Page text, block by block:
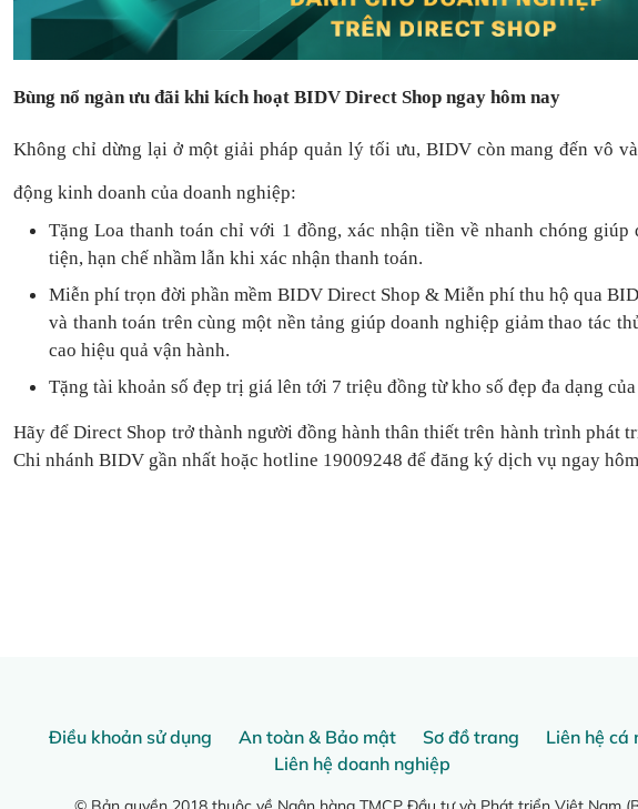
Bùng nổ ngàn ưu đãi khi kích hoạt BIDV Direct Shop ngay hôm nay
Không chỉ dừng lại ở một giải pháp quản lý tối ưu, BIDV còn mang đến vô
động kinh doanh của doanh nghiệp:
Tặng Loa thanh toánchỉ với 1 đồng,xác nhận tiền về nhanh chóng giúp
tiện, hạn chế nhầm lẫn khi xác nhận thanh toán.
Miễn phí trọn đờiphần mềm BIDV Direct Shop & Miễn phí thu hộ qua
và thanh toán trên cùng một nền tảng giúp doanh nghiệp giảm thao tác
cao hiệu quả vận hành.
Tặng tài khoản số đẹp trị giá lên tới 7 triệu đồng từ kho số đẹp đa dạng
Hãy để Direct Shop trở thành người đồng hành thân thiết trên hành trình phát
Chi nhánh BIDV gần nhất hoặc hotline 19009248 để đăng ký dịch vụ ngay
Điều khoản sử dụng An toàn & Bảo mật Sơ đồ trang
Liên hệ cá
Liên hệ doanh nghiệp